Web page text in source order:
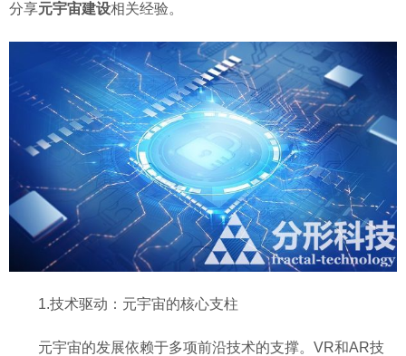
分享元宇宙建设相关经验。
1.技术驱动：元宇宙的核心支柱
元宇宙的发展依赖于多项前沿技术的支撑。VR和AR技